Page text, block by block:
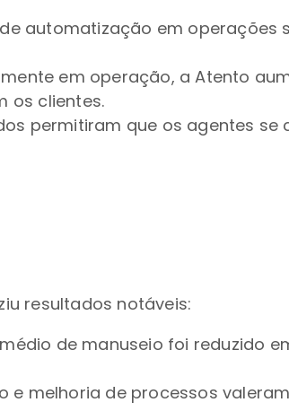
automatização em operações
em operação, a Atento
os clientes.
permitiram que os agentes se
resultados notáveis:
de manuseio foi reduzido
e melhoria de processos